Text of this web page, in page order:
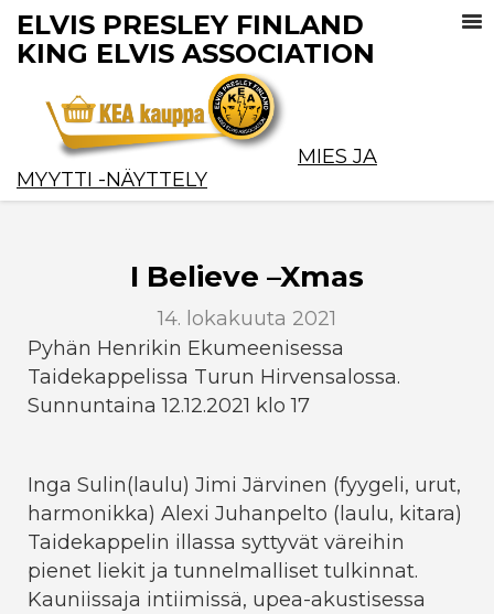
ELVIS PRESLEY FINLAND
KING ELVIS ASSOCIATION
MIES JA
MYYTTI -NÄYTTELY
I Believe –Xmas
14. lokakuuta 2021
Pyhän Henrikin Ekumeenisessa
Taidekappelissa Turun Hirvensalossa.
Sunnuntaina 12.12.2021 klo 17
Inga Sulin(laulu) Jimi Järvinen (fyygeli, urut,
harmonikka) Alexi Juhanpelto (laulu, kitara)
Taidekappelin illassa syttyvät väreihin
pienet liekit ja tunnelmalliset tulkinnat.
Kauniissaja intiimissä, upea-akustisessa